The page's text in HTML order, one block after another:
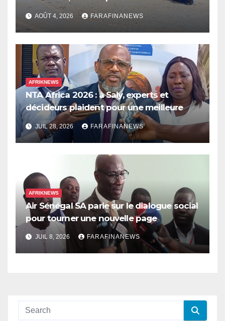
les dépenses publiques
AOÛT 4, 2026 FARAFINANEWS
AFRIKNEWS
NTA Africa 2026 : à Saly, experts et
décideurs plaident pour une meilleure
prise en compte de l’économie des soins
en Afrique
JUIL 28, 2026 FARAFINANEWS
AFRIKNEWS
Air Sénégal SA parie sur le dialogue social
pour tourner une nouvelle page
JUIL 8, 2026 FARAFINANEWS